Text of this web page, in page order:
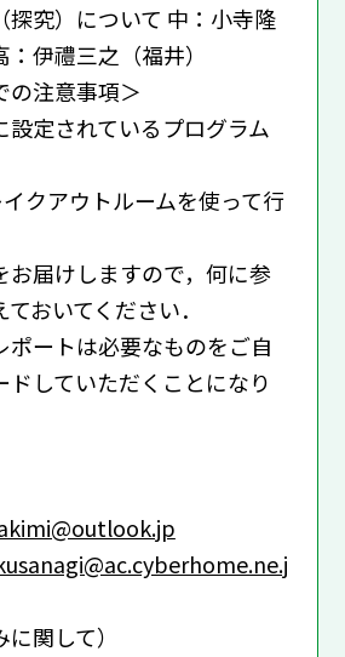
究）について 中：小寺隆
伊禮三之（福井）
の注意事項＞
設定されているプログラム
クアウトルームを使って行
届けしますので，何に参
おいてください．
ポートは必要なものをご自
ドしていただくことになり
に関して）